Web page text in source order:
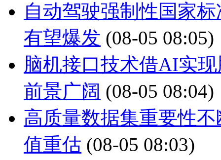
自动驾驶强制性国家
有望爆发 (08-05 08:05)
脑机接口技术借AI实
前景广阔 (08-05 08:04)
高质量数据集重要性
值重估 (08-05 08:03)